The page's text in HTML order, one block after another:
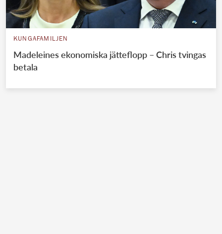
KUNGAFAMILJEN
Madeleines ekonomiska jätteflopp – Chris tvingas
betala